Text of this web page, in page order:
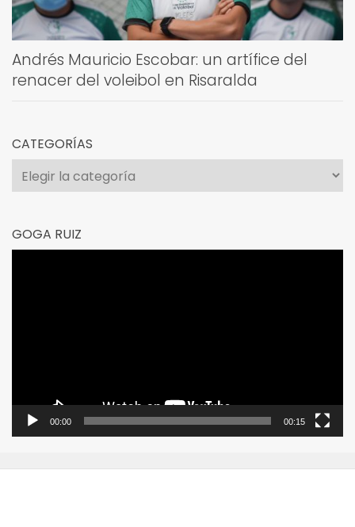
Andrés Mauricio Escobar: un artífice del
renacer del voleibol en Risaralda
CATEGORÍAS
Categorías
GOGA RUIZ
00:00 00:15